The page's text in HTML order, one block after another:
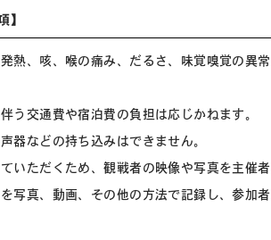
】
熱、咳、喉の痛み、だるさ、味覚嗅覚の異
う交通費や宿泊費の負担は応じかねます。
器などの持ち込みはできません。
いただくため、観戦者の映像や写真を主催
写真、動画、その他の方法で記録し、参加